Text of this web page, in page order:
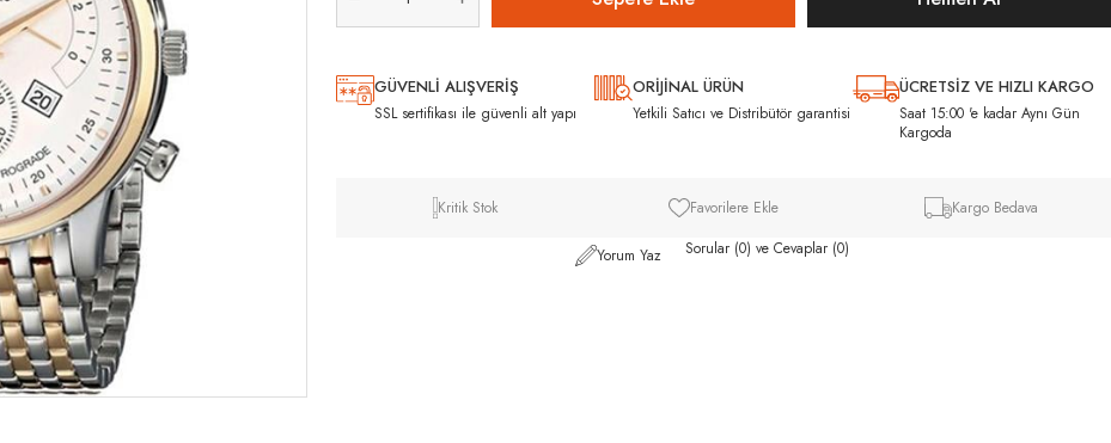
GÜVENLİ ALIŞVERİŞ
SSL sertifikası ile güvenli alt yapı
ORİJİNAL ÜRÜN
Yetkili Satıcı ve Distribütör garantisi
ÜCRETSİZ VE HIZLI KARGO
Saat 15:00 'e kadar Aynı Gün
Kargoda
Kritik Stok Favorilere Ekle Kargo Bedava
Yorum Yaz Sorular (0) ve Cevaplar (0)